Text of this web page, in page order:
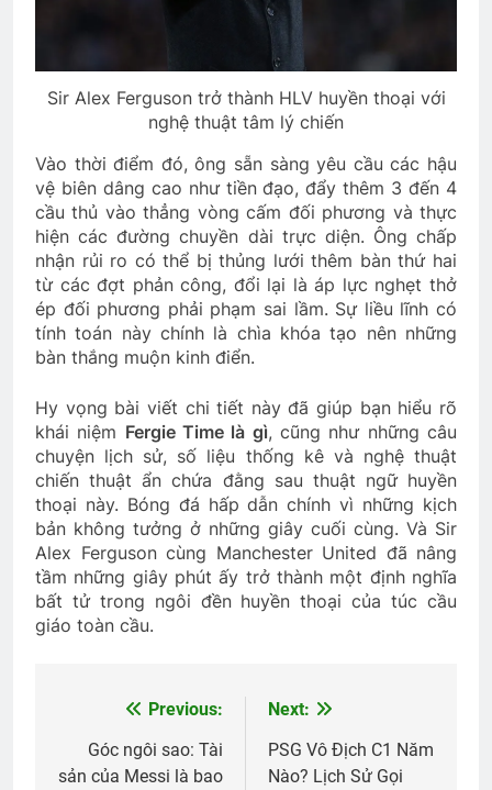
Sir Alex Ferguson trở thành HLV huyền thoại với
nghệ thuật tâm lý chiến
Vào thời điểm đó, ông sẵn sàng yêu cầu các hậu
vệ biên dâng cao như tiền đạo, đẩy thêm 3 đến 4
cầu thủ vào thẳng vòng cấm đối phương và thực
hiện các đường chuyền dài trực diện. Ông chấp
nhận rủi ro có thể bị thủng lưới thêm bàn thứ hai
từ các đợt phản công, đổi lại là áp lực nghẹt thở
ép đối phương phải phạm sai lầm. Sự liều lĩnh có
tính toán này chính là chìa khóa tạo nên những
bàn thắng muộn kinh điển.
Hy vọng bài viết chi tiết này đã giúp bạn hiểu rõ
khái niệm Fergie Time là gì, cũng như những câu
chuyện lịch sử, số liệu thống kê và nghệ thuật
chiến thuật ẩn chứa đằng sau thuật ngữ huyền
thoại này. Bóng đá hấp dẫn chính vì những kịch
bản không tưởng ở những giây cuối cùng. Và Sir
Alex Ferguson cùng Manchester United đã nâng
tầm những giây phút ấy trở thành một định nghĩa
bất tử trong ngôi đền huyền thoại của túc cầu
giáo toàn cầu.
hướng
Previous:
Góc ngôi sao: Tài
sản của Messi là bao
Next:
PSG Vô Địch C1 Năm
Nào? Lịch Sử Gọi